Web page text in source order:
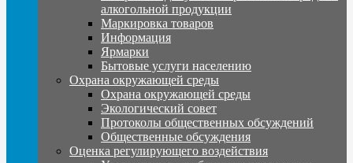
алкогольной продукции
Маркировка товаров
Информация
Ярмарки
Бытовые услуги населению
Охрана окружающей среды
Охрана окружающей среды
Экологический совет
Протоколы общественных обсуждений
Общественные обсуждения
Оценка регулирующего воздействия